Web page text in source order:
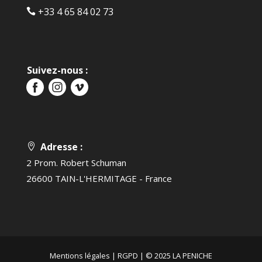
+33 4 65 84 02 73‬‬
Suivez-nous :
Adresse :
2 Prom. Robert Schuman
26600 TAIN-L'HERMITAGE - France
Mentions légales | RGPD | © 2025 LA PENICHE